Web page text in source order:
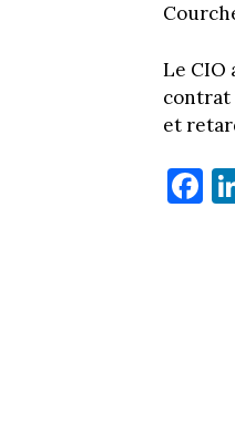
Le CIO
contrat
et
Fa
ce